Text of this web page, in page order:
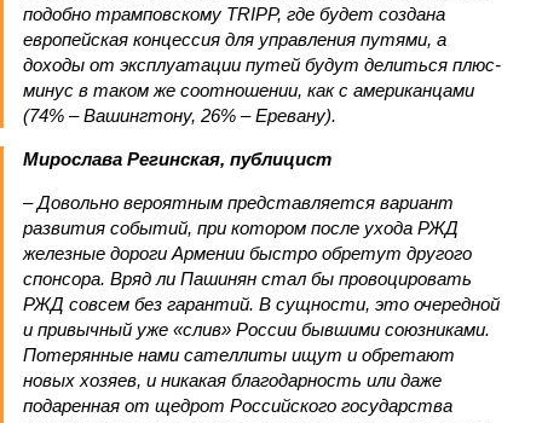
подобно трамповскому TRIPP, где будет создана
европейская концессия для управления путями, а
доходы от эксплуатации путей будут делиться плюс-
минус в таком же соотношении, как с американцами
(74% – Вашингтону, 26% – Еревану).
Мирослава Регинская, публицист
– Довольно вероятным представляется вариант
развития событий, при котором после ухода РЖД
железные дороги Армении быстро обретут другого
спонсора. Вряд ли Пашинян стал бы провоцировать
РЖД совсем без гарантий. В сущности, это очередной
и привычный уже «слив» России бывшими союзниками.
Потерянные нами сателлиты ищут и обретают
новых хозяев, и никакая благодарность или даже
подаренная от щедрот Российского государства